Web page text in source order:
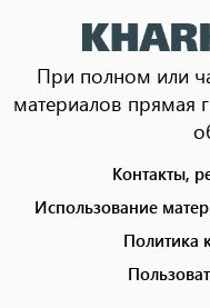
При полном или
материалов прямая
menu
Контакты,
Использование
Политика